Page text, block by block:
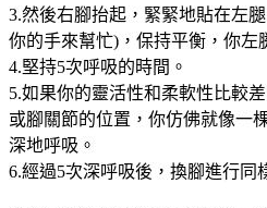
3.然後右腳抬起，緊緊地貼在左
你的手來幫忙)，保持平衡，你左
4.堅持5次呼吸的時間。
5.如果你的靈活性和柔軟性比較
或腳關節的位置，你仿佛就像一
深地呼吸。
6.經過5次深呼吸後，換腳進行同